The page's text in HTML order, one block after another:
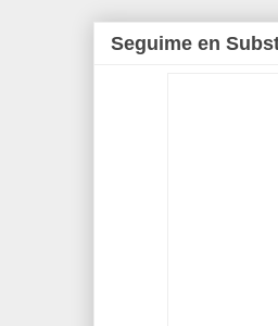
Seguime en